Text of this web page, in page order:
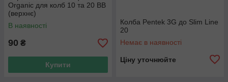
Organic для колб 10 та 20 ВВ
(верхнє)
В наявності
90 ₴
Купити
Колба Pentek 3G до Slim Line
20
Немає в наявності
Ціну уточнюйте